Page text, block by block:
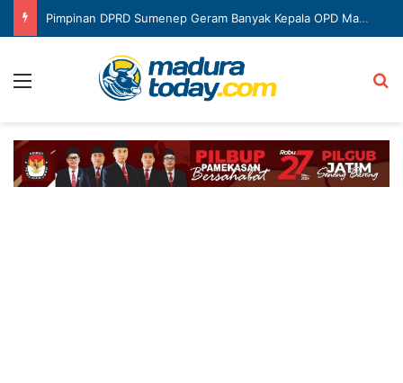
Pimpinan DPRD Sumenep Geram Banyak Kepala OPD Mangkir Rapat